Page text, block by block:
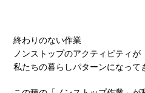
終わりのない作業
ノンストップのアクティビティが
私たちの暮らしパターンになって